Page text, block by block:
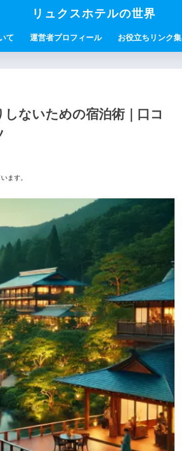
リュクスホテルの世界
て 運営者プロフィール お役立ちリンク集
ないための宿泊術｜口コ
ます。